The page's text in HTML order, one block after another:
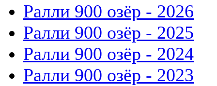
Ралли 900 озёр - 2026
Ралли 900 озёр - 2025
Ралли 900 озёр - 2024
Ралли 900 озёр - 2023